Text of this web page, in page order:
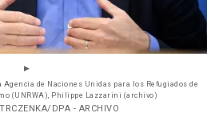
de Naciones Unidas para los Refugiados de
(UNRWA), Philippe Lazzarini (archivo)
DPA - ARCHIVO